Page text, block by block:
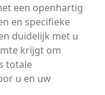
een openhartig
en specifieke
duidelijk met u
krijgt om
totale
u en uw